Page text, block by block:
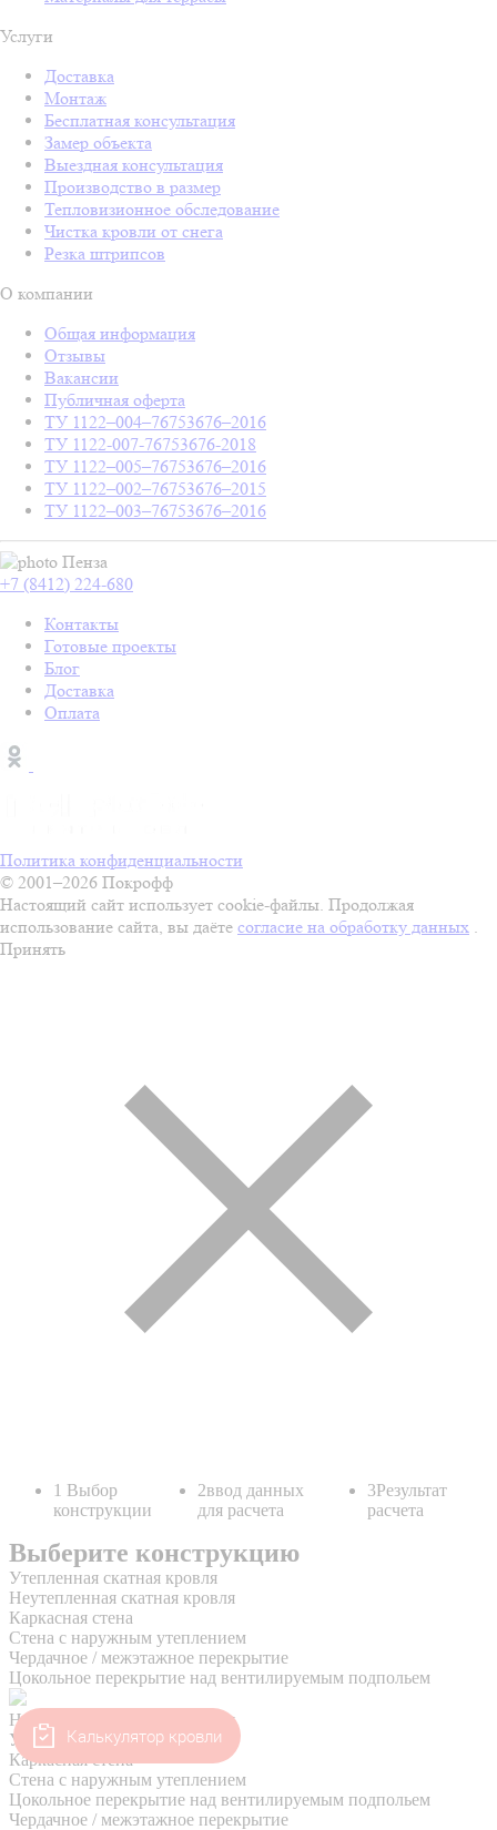
Услуги
Доставка
Монтаж
Бесплатная консультация
Замер объекта
Выездная консультация
Производство в размер
Тепловизионное обследование
Чистка кровли от снега
Резка штрипсов
О компании
Общая информация
Отзывы
Вакансии
Публичная оферта
ТУ 1122–004–76753676–2016
ТУ 1122-007-76753676-2018
ТУ 1122–005–76753676–2016
ТУ 1122–002–76753676–2015
ТУ 1122–003–76753676–2016
Пенза
+7 (8412) 224-680
Контакты
Готовые проекты
Блог
Доставка
Оплата
Политика конфиденциальности
© 2001–2026 Покрофф
Настоящий сайт использует cookie-файлы. Продолжая
использование сайта, вы даёте согласие на обработку данных .
Принять
Калькулятор кровли